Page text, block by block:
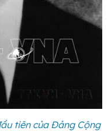
tiên của Đảng Cộng